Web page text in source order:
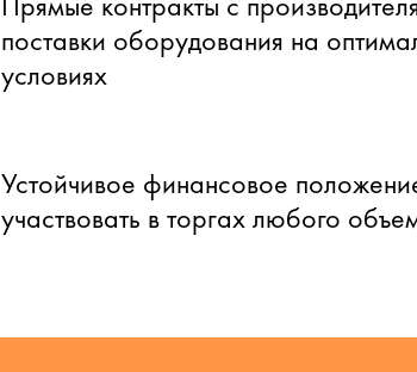
поставки оборудования на
условиях
Устойчивое финансовое
участвовать в торгах любого